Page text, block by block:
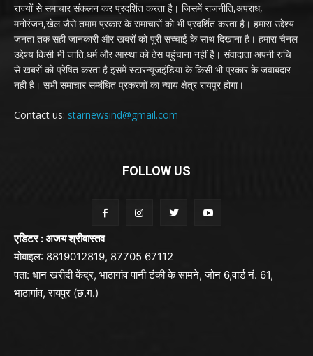
राज्यों से समाचार संकलन कर प्रदर्शित करता है। जिसमें राजनीति,अपराध,
मनोरंजन,खेल जैसे तमाम प्रकार के समाचारों को भी प्रदर्शित करता है। हमारा उद्देश्य
जनता तक सही जानकारी और खबरों को पूरी सच्चाई के साथ दिखाना है। हमारा चैनल
उद्देश्य किसी भी जाति,धर्म और आस्था को ठेस पहुंचाना नहीं है। संवादाता अपनी रुचि
से खबरों को प्रेषित करता है इसमें स्टारन्यूजइंडिया के किसी भी प्रकार के जवाबदार
नही है। सभी समाचार सम्बंधित प्रकरणों का न्याय क्षेत्र रायपुर होगा।
Contact us: starnewsind@gmail.com
FOLLOW US
एडिटर : अजय श्रीवास्तव
मोबाइल: 8819012819, 87705 67112
पता: धान खरीदी केंद्र, भाठागांव पानी टंकी के सामने, ज़ोन 6,वार्ड नं. 61,
भाठागांव, रायपुर (छ.ग.)